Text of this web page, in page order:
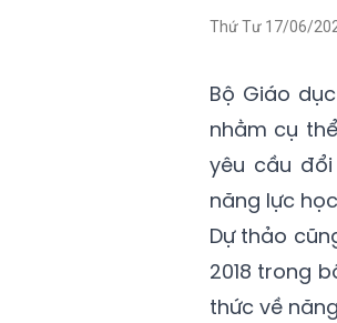
Thứ Tư 17/06/
Bộ Giáo
nhằm cụ
yêu cầu
năng lực
Dự thảo
2018 trong
thức về